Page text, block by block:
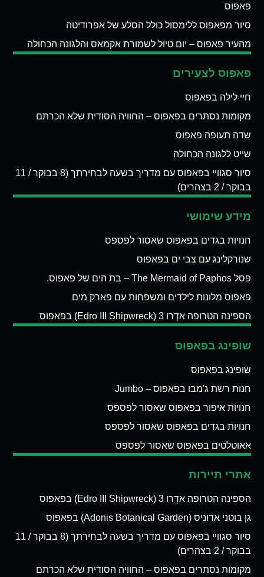
פאפוס
סיור מפאפוס ללימסול כולל הסלע של אפרודיטה
מהעיר פאפוס – יום טיול לשמורת אקמאס והלגונה הכחולה
פאפוס לצעירים
חיי לילה בפאפוס
מקומות נסתרים בפאפוס – החוויה הסודית שלא הכרתם
שדה תעופה פאפוס
שייט ללגונה הכחולה
סיור סגוויי בפאפוס עם מדריך בשעה לבחירתך (8 בבוקר / 11
בבוקר / 2 בצהרים)
מידע שימושי
חנויות בגדים בפאפוס שאסור לפספס
שנורקלינג עם צבי ים בפאפוס
פסל The Mermaid of Paphos – בת הים של פאפוס.
פאפוס מלונות לילדים ומשפחות עם פארק מים
הספינה הטרופה אדְרו 3 (Edro III Shipwreck) בפאפוס
שופינג בפאפוס
שופינג בפאפוס
חנות רשת ג'מבו בפאפוס – Jumbo
חנויות איפור בפאפוס שאסור לפספס
חנויות בגדים בפאפוס שאסור לפספס
אאוטלטים בפאפוס שאסור לפספס
אתרי תיירות
הספינה הטרופה אדְרו 3 (Edro III Shipwreck) בפאפוס
גן בוטני אדוניס (Adonis Botanical Garden) בפאפוס
סיור סגוויי בפאפוס עם מדריך בשעה לבחירתך (8 בבוקר / 11
בבוקר / 2 בצהרים)
מקומות נסתרים בפאפוס – החוויה הסודית שלא הכרתם